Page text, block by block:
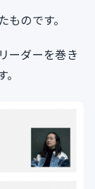
のです。
ーダーを巻き